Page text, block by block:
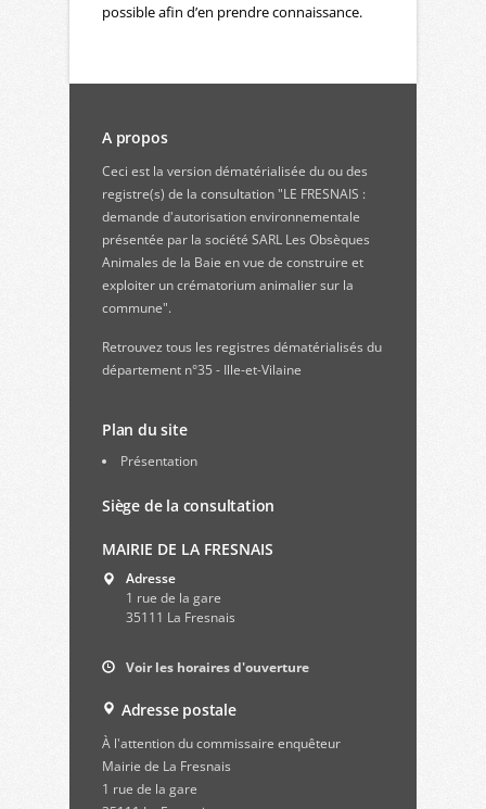
possible afin d’en prendre connaissance.
A propos
Ceci est la version dématérialisée du ou des
registre(s) de la consultation "LE FRESNAIS :
demande d'autorisation environnementale
présentée par la société SARL Les Obsèques
Animales de la Baie en vue de construire et
exploiter un crématorium animalier sur la
commune".
Retrouvez tous les registres dématérialisés du
département n°35 - Ille-et-Vilaine
Plan du site
Présentation
Siège de la consultation
MAIRIE DE LA FRESNAIS
Adresse
1 rue de la gare
35111 La Fresnais
Voir les horaires d'ouverture
Adresse postale
À l'attention du commissaire enquêteur
Mairie de La Fresnais
1 rue de la gare